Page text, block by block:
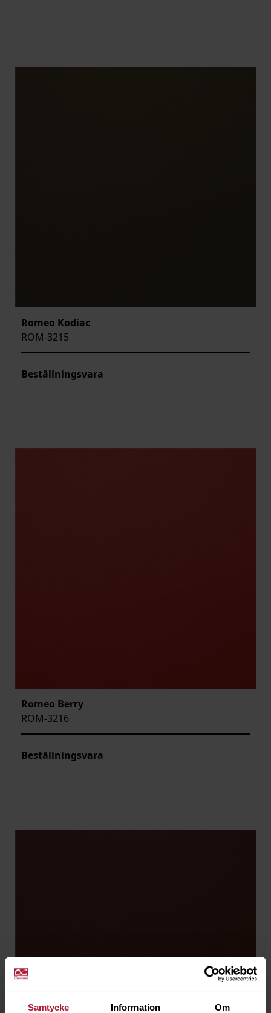
Samtycke Information Om
Romeo Kodiac
ROM-3215
Beställningsvara
Romeo Berry
ROM-3216
Beställningsvara